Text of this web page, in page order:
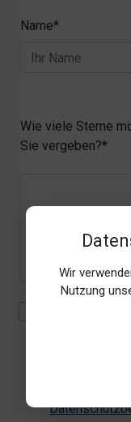
Wir
Nutzung
Name*
Wie viele Sterne
Sie vergeben?*
Mit der
Uhrzeit der
Zweck der